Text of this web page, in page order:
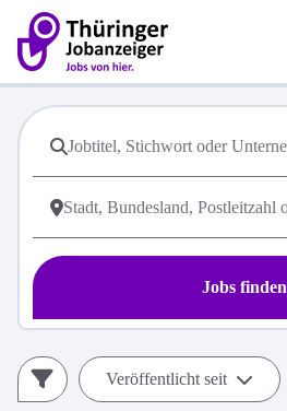
Jobs finden
Veröffentlicht seit